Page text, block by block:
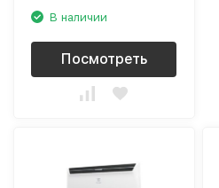
В наличии
Посмотреть